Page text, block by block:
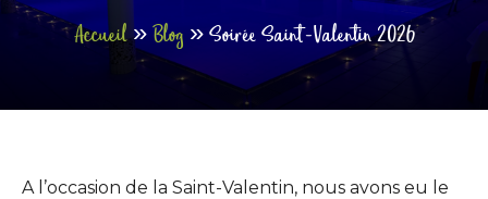
Accueil»Blog »Soirée Saint-Valentin 2026
A l’occasion de la Saint-Valentin, nous avons eu le